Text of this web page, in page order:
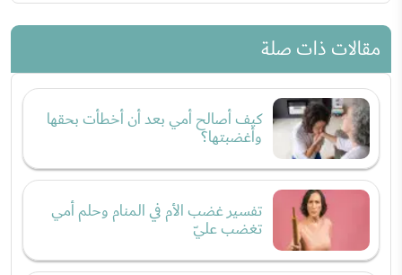
مقالات ذات صلة
كيف أصالح أمي بعد أن أخطأت بحقها
وأغضبتها؟
تفسير غضب الأم في المنام وحلم أمي
تغضب عليّ